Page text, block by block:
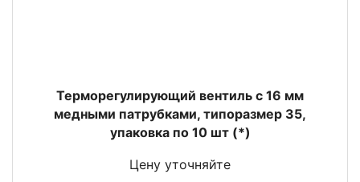
Терморегулирующий вентиль c 16 мм
медными патрубками, типоразмер 35,
упаковка по 10 шт (*)
Цену уточняйте